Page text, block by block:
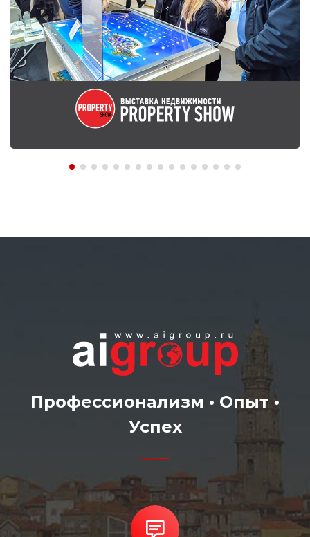
Профессионализм • Опыт •
Успех